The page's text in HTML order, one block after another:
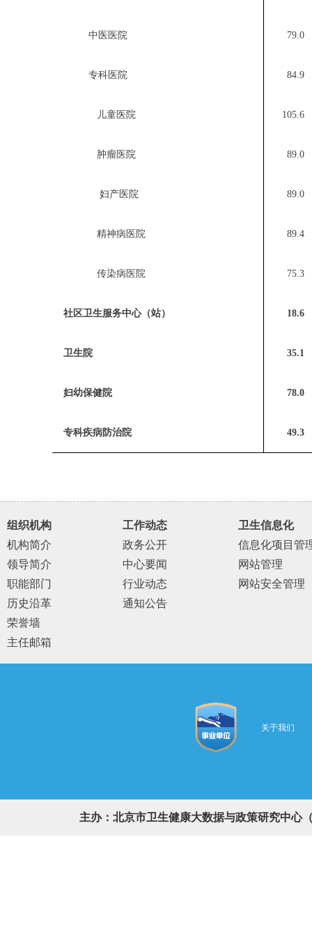
中医医院 79.0
专科医院 84.9
儿童医院 105.6
肿瘤医院 89.0
妇产医院 89.0
精神病医院 89.4
传染病医院 75.3
社区卫生服务中心（站） 18.6
卫生院 35.1
妇幼保健院 78.0
专科疾病防治院 49.3
组织机构
机构简介
领导简介
职能部门
历史沿革
荣誉墙
主任邮箱
工作动态
政务公开
中心要闻
行业动态
通知公告
卫生信息化
信息化项目管
网站管理
网站安全管理
关于我们
主办：北京市卫生健康大数据与政策研究中心